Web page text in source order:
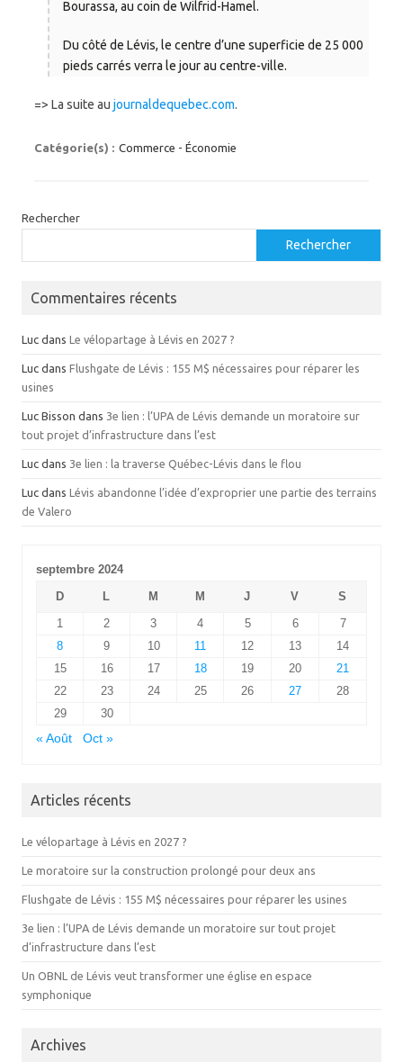
Bourassa, au coin de Wilfrid-Hamel.
Du côté de Lévis, le centre d’une superficie de 25 000
pieds carrés verra le jour au centre-ville.
=> La suite au journaldequebec.com.
Catégorie(s) : Commerce - Économie
Rechercher
Rechercher
Commentaires récents
Luc dans Le vélopartage à Lévis en 2027 ?
Luc dans Flushgate de Lévis : 155 M$ nécessaires pour réparer les
usines
Luc Bisson dans 3e lien : l’UPA de Lévis demande un moratoire sur
tout projet d’infrastructure dans l’est
Luc dans 3e lien : la traverse Québec-Lévis dans le flou
Luc dans Lévis abandonne l’idée d’exproprier une partie des terrains
de Valero
septembre 2024
D
L M M J V
S
1
2 3 4 5 6
7
8
9 10 11 12 13
14
15
16 17 18 19 20
21
22
23 24 25 26 27
28
29
30
« Août
Oct »
Articles récents
Le vélopartage à Lévis en 2027 ?
Le moratoire sur la construction prolongé pour deux ans
Flushgate de Lévis : 155 M$ nécessaires pour réparer les usines
3e lien : l’UPA de Lévis demande un moratoire sur tout projet
d’infrastructure dans l’est
Un OBNL de Lévis veut transformer une église en espace
symphonique
Archives